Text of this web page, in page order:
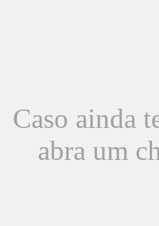
Caso ainda
abra um